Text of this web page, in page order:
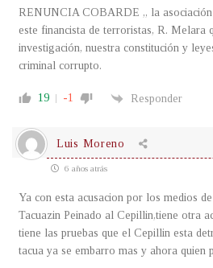
RENUNCIA COBARDE ,, la asociación
este financista de terroristas, R. Melara
investigación, nuestra constitución y
criminal corrupto.
19 -1 Responder
Luis Moreno
6 años atrás
Ya con esta acusacion por los medios
Tacuazin Peinado al Cepillin,tiene otra
tiene las pruebas que el Cepillin esta
tacua ya se embarro mas y ahora quien